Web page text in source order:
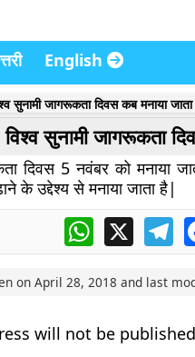
English
सुनामी जागरूकता दिवस कब मनाया
विश्व सुनामी जागरूकता
दिवस 5 नवंबर को मनाया
के उद्देश्य से मनाया जाता है|
WhatsApp
X
on April 28, 2018 and last
will not be